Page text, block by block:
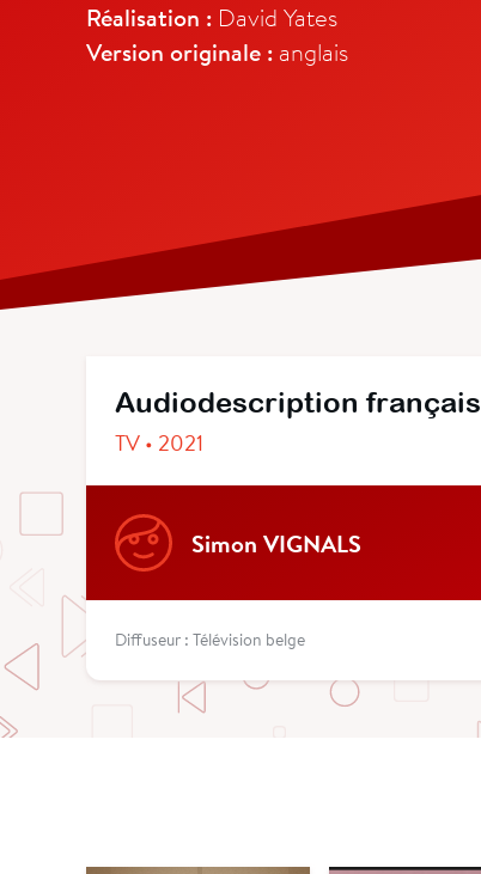
Réalisation : David Yates
Version originale : anglais
Audiodescription français
TV • 2021
Simon VIGNALS
Diffuseur : Télévision belge